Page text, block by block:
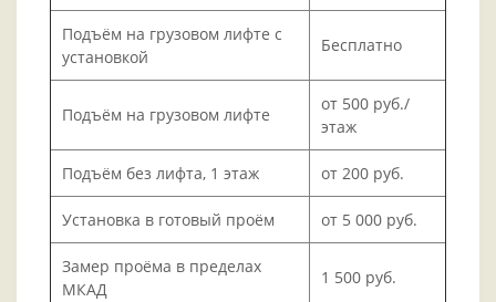
Подъём на грузовом лифте с
установкой
Бесплатно
Подъём на грузовом лифте
от 500 руб./
этаж
Подъём без лифта, 1 этаж от 200 руб.
Установка в готовый проём от 5 000 руб.
Замер проёма в пределах
МКАД
1 500 руб.